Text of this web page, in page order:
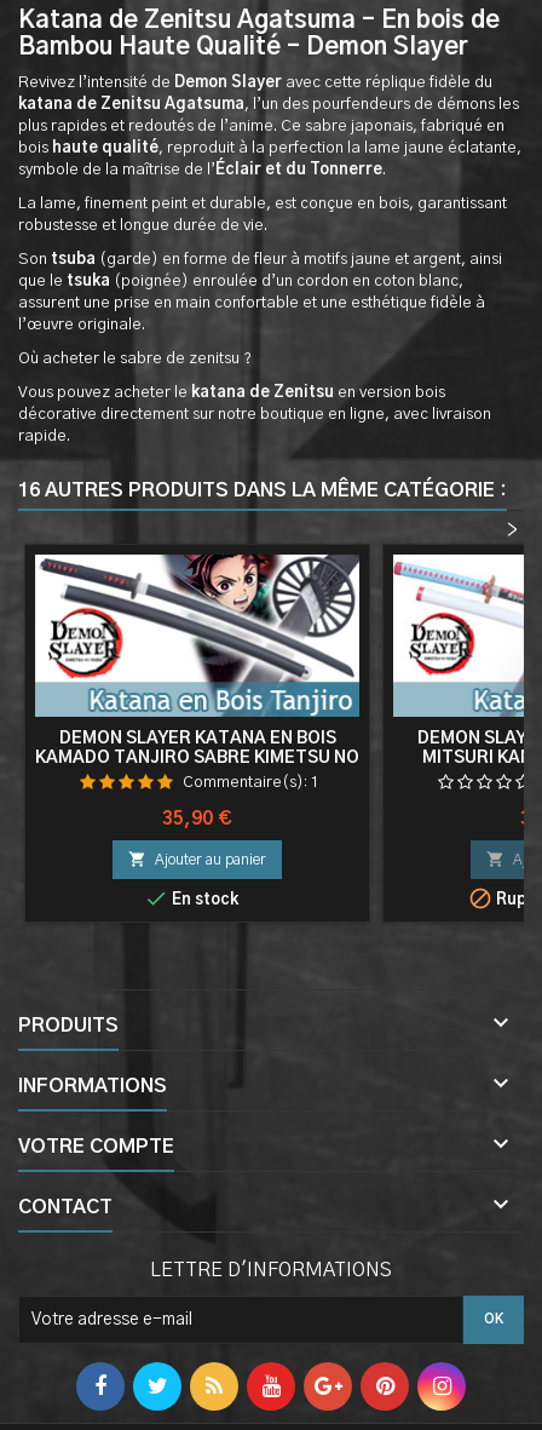
Katana de Zenitsu Agatsuma – En bois de
Bambou Haute Qualité – Demon Slayer
Revivez l’intensité de Demon Slayer avec cette réplique fidèle du
katana de Zenitsu Agatsuma, l’un des pourfendeurs de démons les
plus rapides et redoutés de l’anime. Ce sabre japonais, fabriqué en
bois haute qualité, reproduit à la perfection la lame jaune éclatante,
symbole de la maîtrise de l’ Éclair et du Tonnerre.
La lame, finement peint et durable, est conçue en bois, garantissant
robustesse et longue durée de vie.
Son tsuba (garde) en forme de fleur à motifs jaune et argent, ainsi
que le tsuka (poignée) enroulée d’un cordon en coton blanc,
assurent une prise en main confortable et une esthétique fidèle à
l’œuvre originale.
Où acheter le sabre de zenitsu ?
Vous pouvez acheter le katana de Zenitsu en version bois
décorative directement sur notre boutique en ligne, avec livraison
rapide.
16 AUTRES PRODUITS DANS LA MÊME CATÉGORIE :
>
DEMON SLAYER KATANA EN BOIS
KAMADO TANJIRO SABRE KIMETSU NO
YAIBA
Commentaire(s): 1
Prix
35,90 €
 Ajouter au panier
 En stock
DEMON
MITSURI
KIMETSU


PRODUITS 
INFORMATIONS 
VOTRE COMPTE 
CONTACT 
LETTRE D'INFORMATIONS